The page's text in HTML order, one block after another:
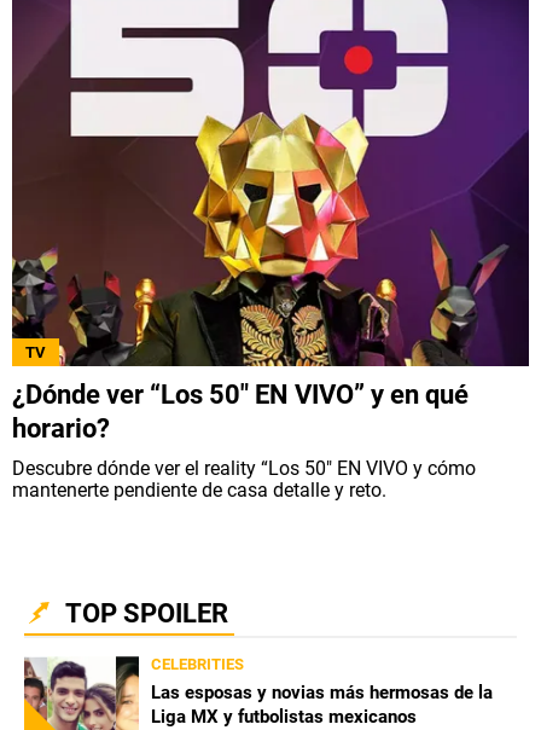
TV
¿Dónde ver “Los 50″ EN VIVO” y en qué
horario?
Descubre dónde ver el reality “Los 50″ EN VIVO y cómo
mantenerte pendiente de casa detalle y reto.
TOP SPOILER
CELEBRITIES
Las esposas y novias más hermosas de la
Liga MX y futbolistas mexicanos